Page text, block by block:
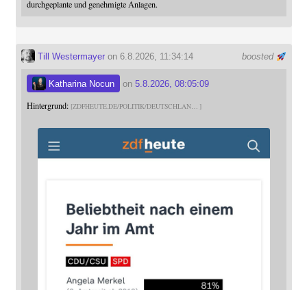
durchgeplante und genehmigte Anlagen.
boosted
Till Westermayeron 6.8.2026, 11:34:14
Katharina Nocun on 5.8.2026, 08:05:09
Hintergrund: ZDFHEUTE.DE/POLITIK/DEUTSCHLAN